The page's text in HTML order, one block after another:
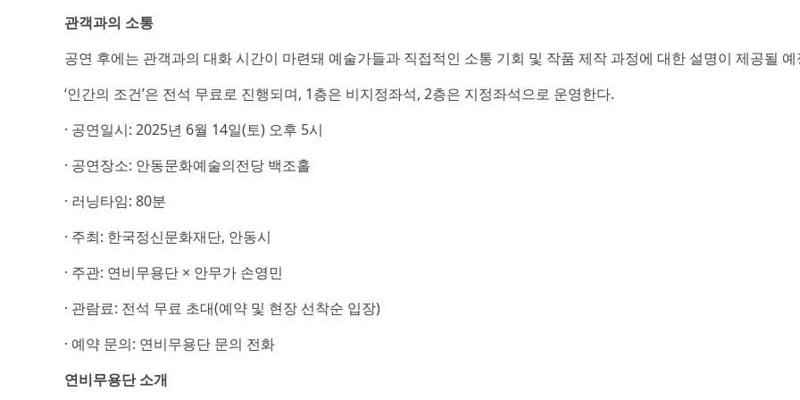
관객과의 소통
공연 후에는 관객과의 대화 시간이 마련돼 예술가들과 직접적인 소통 기회 및 작품 제작 과정에 대한 설명이 제공될
‘인간의 조건’은 전석 무료로 진행되며, 1층은 비지정좌석, 2층은 지정좌석으로 운영한다.
· 공연일시: 2025년 6월 14일(토) 오후 5시
· 공연장소: 안동문화예술의전당 백조홀
· 러닝타임: 80분
· 주최: 한국정신문화재단, 안동시
· 주관: 연비무용단 × 안무가 손영민
· 관람료: 전석 무료 초대(예약 및 현장 선착순 입장)
· 예약 문의: 연비무용단 문의 전화
연비무용단 소개